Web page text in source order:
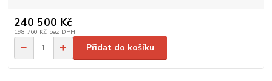
240 500 Kč
198 760 Kč bez DPH
Přidat do košíku